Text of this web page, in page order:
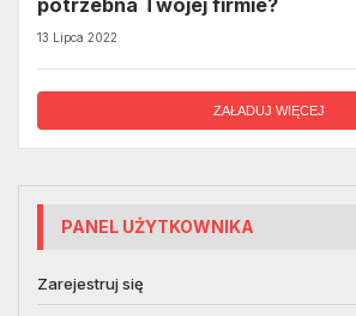
potrzebna Twojej firmie?
13 Lipca 2022
ZAŁADUJ WIĘCEJ
PANEL UŻYTKOWNIKA
Zarejestruj się